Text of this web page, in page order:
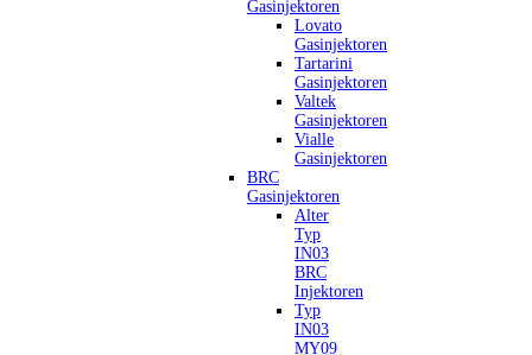
Gasinjektoren
Lovato
Gasinjektoren
Tartarini
Gasinjektoren
Valtek
Gasinjektoren
Vialle
Gasinjektoren
BRC
Gasinjektoren
Alter
Typ
IN03
BRC
Injektoren
Typ
IN03
MY09